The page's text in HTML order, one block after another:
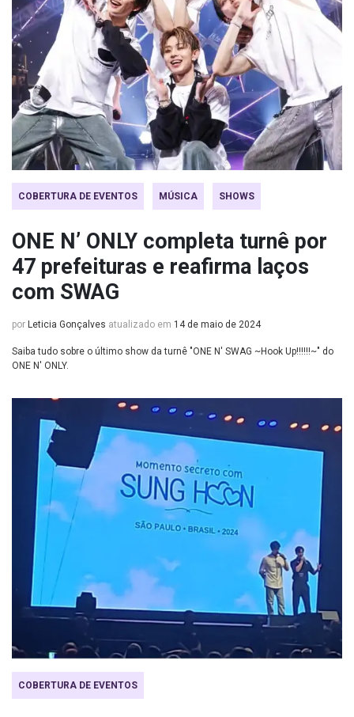
COBERTURA DE EVENTOS MÚSICA SHOWS
ONE N’ ONLY completa turnê por
47 prefeituras e reafirma laços
com SWAG
por Leticia Gonçalves atualizado em 14 de maio de 2024
Saiba tudo sobre o último show da turnê "ONE N' SWAG ~Hook Up!!!!!!~" do
ONE N' ONLY.
COBERTURA DE EVENTOS